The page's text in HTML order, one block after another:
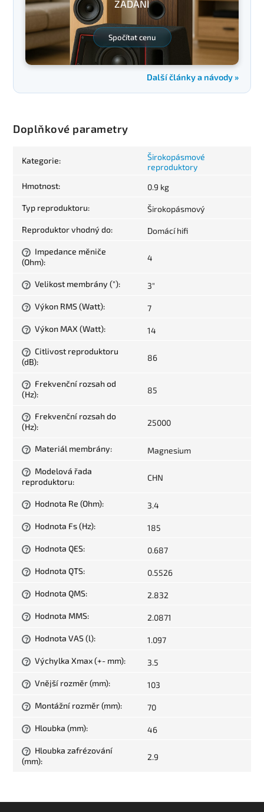
ZADÁNÍ
Spočítat cenu
Další články a návody »
Doplňkové parametry
Kategorie:
Širokopásmové
reproduktory
Hmotnost: 0.9 kg
Typ reproduktoru: Širokopásmový
Reproduktor vhodný do: Domácí hifi
?
Impedance měniče
(Ohm): 4
? Velikost membrány ("): 3"
? Výkon RMS (Watt): 7
? Výkon MAX (Watt): 14
?
Citlivost reproduktoru
(dB): 86
?
Frekvenční rozsah od
(Hz): 85
?
Frekvenční rozsah do
(Hz): 25000
? Materiál membrány: Magnesium
?
Modelová řada
reproduktoru: CHN
? Hodnota Re (Ohm): 3.4
? Hodnota Fs (Hz): 185
? Hodnota QES: 0.687
? Hodnota QTS: 0.5526
? Hodnota QMS: 2.832
? Hodnota MMS: 2.0871
? Hodnota VAS (l): 1.097
? Výchylka Xmax (+- mm): 3.5
? Vnější rozměr (mm): 103
? Montážní rozměr (mm): 70
? Hloubka (mm): 46
?
Hloubka zafrézování
(mm): 2.9